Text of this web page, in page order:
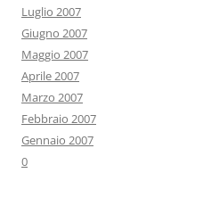
Luglio 2007
Giugno 2007
Maggio 2007
Aprile 2007
Marzo 2007
Febbraio 2007
Gennaio 2007
0